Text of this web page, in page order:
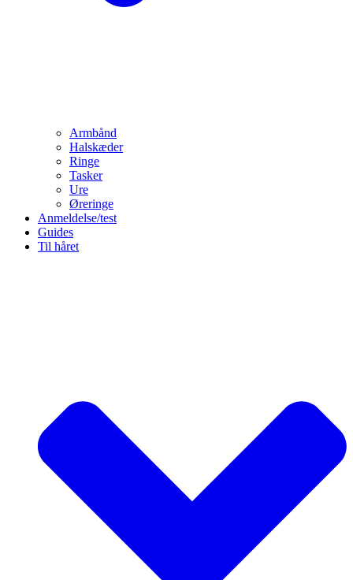
Armbånd
Halskæder
Ringe
Tasker
Ure
Øreringe
Anmeldelse/test
Guides
Til håret